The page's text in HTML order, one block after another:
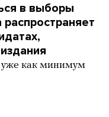
в выборы
уже как минимум